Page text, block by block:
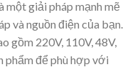
một giải pháp mạnh mẽ
và nguồn điện của bạn.
gồm 220V, 110V, 48V,
phẩm để phù hợp với